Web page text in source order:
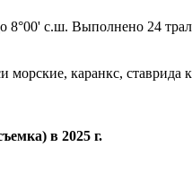
с.ш. Выполнено 24
каранкс, ставрида
в 2025 г.